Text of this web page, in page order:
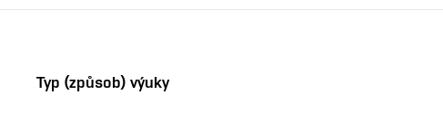
Typ (způsob) výuky